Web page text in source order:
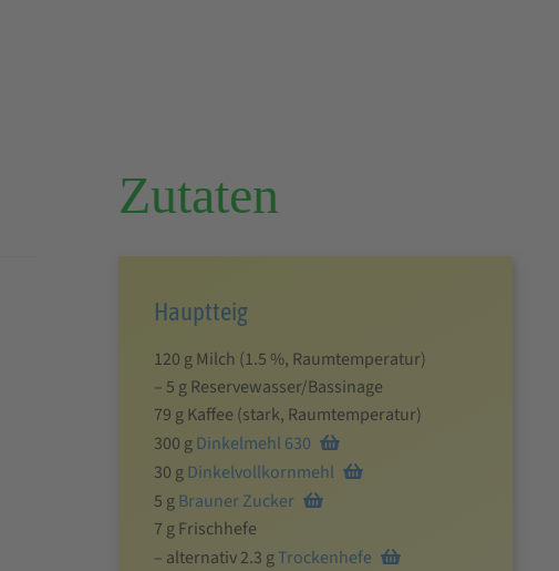
Zutaten
Hauptteig
120 g Milch (1.5 %, Raumtemperatur)
– 5 g Reservewasser/Bassinage
79 g Kaffee (stark, Raumtemperatur)
300 gDinkelmehl 630
30 gDinkelvollkornmehl
5 gBrauner Zucker
7 g Frischhefe
– alternativ 2.3 gTrockenhefe